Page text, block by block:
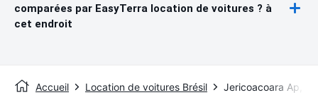
comparées par EasyTerra location de voitures ? à
cet endroit
Accueil Location de voitures Brésil Jericoacoara Ap,